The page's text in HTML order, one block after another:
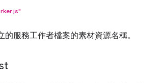
的服務工作者檔案的素材資源名稱。